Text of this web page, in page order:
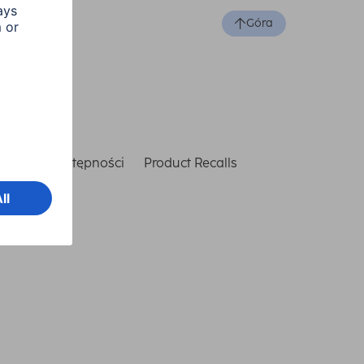
Góra
dostępności Product Recalls